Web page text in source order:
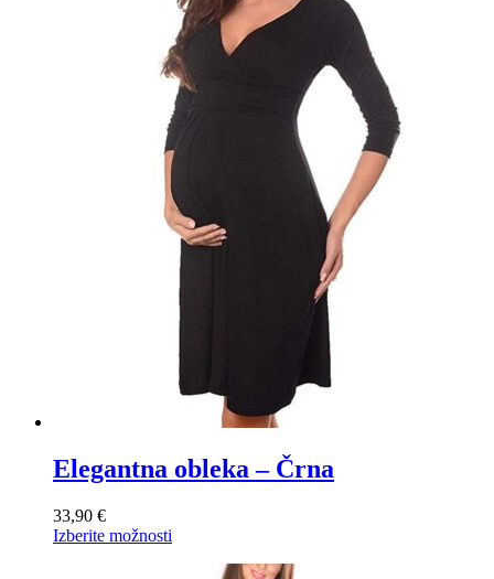
Elegantna obleka – Črna
33,90 €
Izberite možnosti